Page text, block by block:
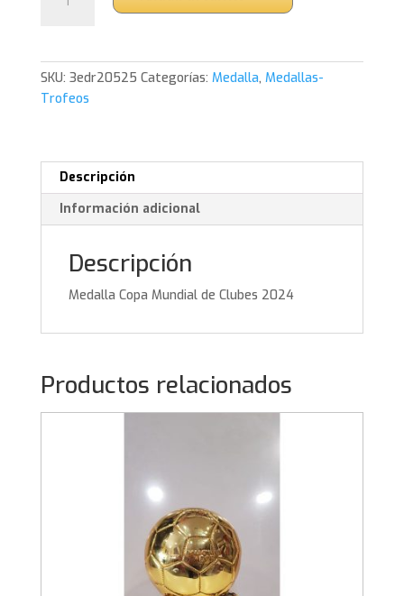
Copa
Clubes
2024
SKU: 3edr20525 Categorías: Medalla, Medallas-
Trofeos
Descripción
Información adicional
Descripción
Medalla Copa Mundial de Clubes 2024
Productos relacionados